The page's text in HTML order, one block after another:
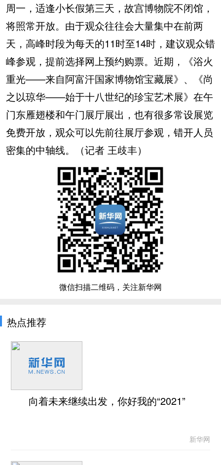
周一，适逢小长假第三天，故宫博物院不闭馆，
将照常开放。由于观众往往会大量集中在前两
天，高峰时段为每天的11时至14时，建议观众错
峰参观，提前选择网上预约购票。近期，《浴火
重光——来自阿富汗国家博物馆宝藏展》、《尚
之以琼华——始于十八世纪的珍宝艺术展》在午
门东雁翅楼和午门展厅展出，也有很多常设展览
免费开放，观众可以先前往展厅参观，错开人员
密集的中轴线。（记者 王歧丰）
微信扫描二维码，关注新华网
热点推荐
向着未来继续出发，你好我的“2021”
新华网